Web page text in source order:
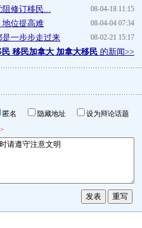
08-04-18 11:15
修订移民...
08-04-04 07:34
地位提高难
08-02-21 15:17
一步步走过来
民 移民加拿大 加拿大移民 的新闻>>
匿名 隐藏地址
设为辩论话题